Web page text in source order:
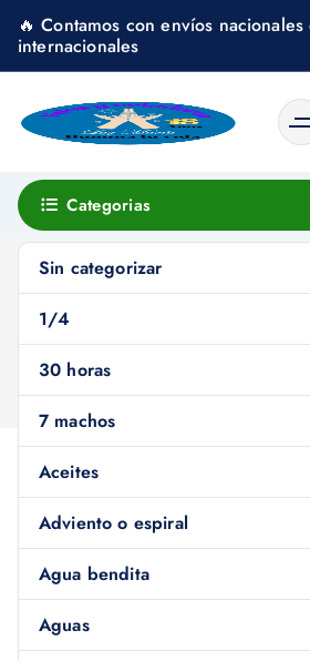
i
🔥 Contamos con envíos nacionales
internacionales
Categorias
Sin categorizar
1/4
30 horas
7 machos
Aceites
Adviento o espiral
Agua bendita
Aguas